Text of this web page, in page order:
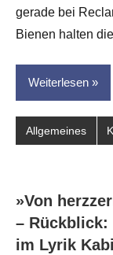
dasgedichtblog
gerade bei
Bienen halten
Weiterlesen
Allgemeines
»Von
– Rückblick:
im Lyrik